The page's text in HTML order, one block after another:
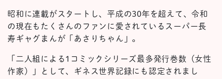
昭和に連載がスタートし、平成の30年を超えて、令和
の現在もたくさんのファンに愛されているスーパー長
寿ギャグまんが「あさりちゃん」。
「二人組による1コミックシリーズ最多発行巻数（女性
作家）」として、ギネス世界記録にも認定されまし